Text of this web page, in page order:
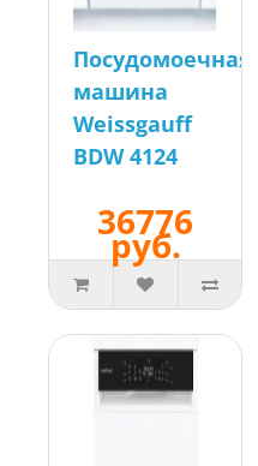
Посудомоечная
машина
Weissgauff
BDW 4124
36776
руб.